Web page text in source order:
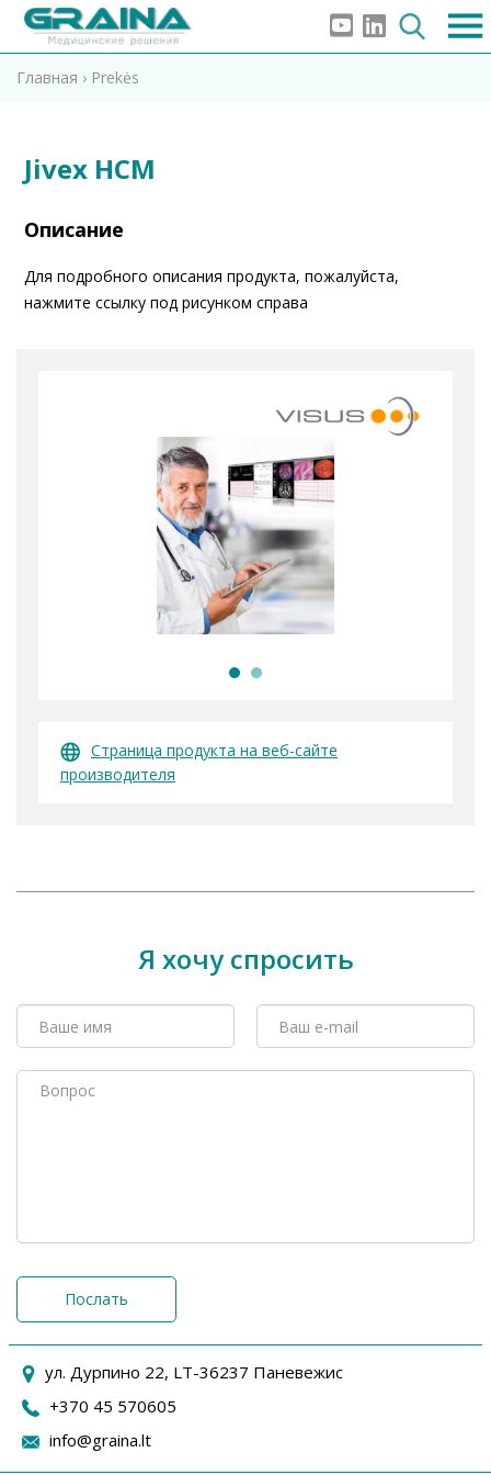
Главная › Prekės
Jivex HCM
Описание
Для подробного описания продукта, пожалуйста,
нажмите ссылку под рисунком справа
Страница продукта на веб-сайте
производителя
Я хочу спросить
Послать
ул. Дурпино 22, LT-36237 Паневежис
+370 45 570605
info@graina.lt